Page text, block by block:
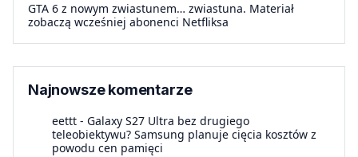
GTA 6 z nowym zwiastunem… zwiastuna. Materiał
zobaczą wcześniej abonenci Netfliksa
Najnowsze komentarze
eettt - Galaxy S27 Ultra bez drugiego
teleobiektywu? Samsung planuje cięcia kosztów z
powodu cen pamięci